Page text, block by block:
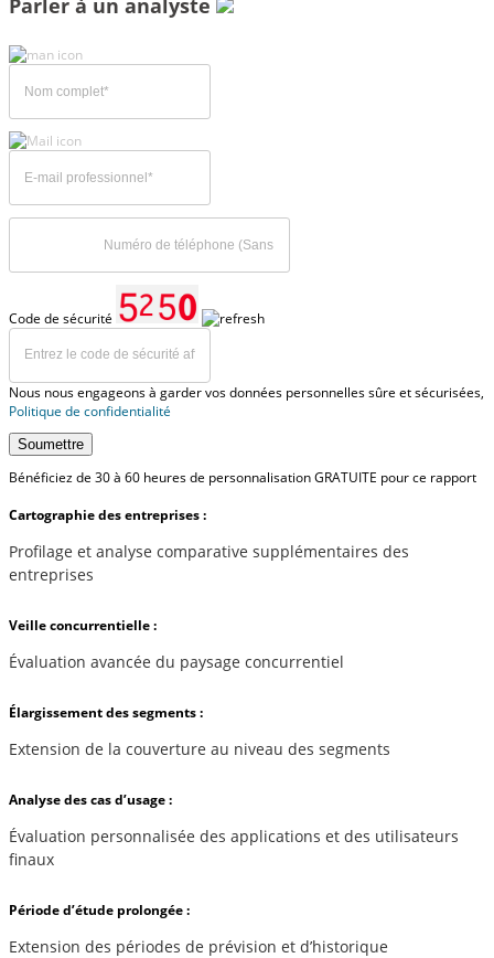
Parler à un analyste
Code de sécurité
Nous nous engageons à garder vos données personnelles sûre et sécurisées,
Politique de confidentialité
Soumettre
Bénéficiez de 30 à 60 heures de personnalisation GRATUITE pour ce rapport
Cartographie des entreprises :
Profilage et analyse comparative supplémentaires des
entreprises
Veille concurrentielle :
Évaluation avancée du paysage concurrentiel
Élargissement des segments :
Extension de la couverture au niveau des segments
Analyse des cas d’usage :
Évaluation personnalisée des applications et des utilisateurs
finaux
Période d’étude prolongée :
Extension des périodes de prévision et d’historique